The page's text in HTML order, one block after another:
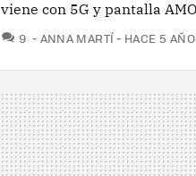
viene con 5G y pantalla
9 COMENTARIOS
ANNA MARTÍ HACE 5